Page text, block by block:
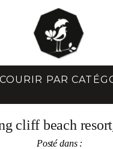
PAR
cliff beach
Posté dans :